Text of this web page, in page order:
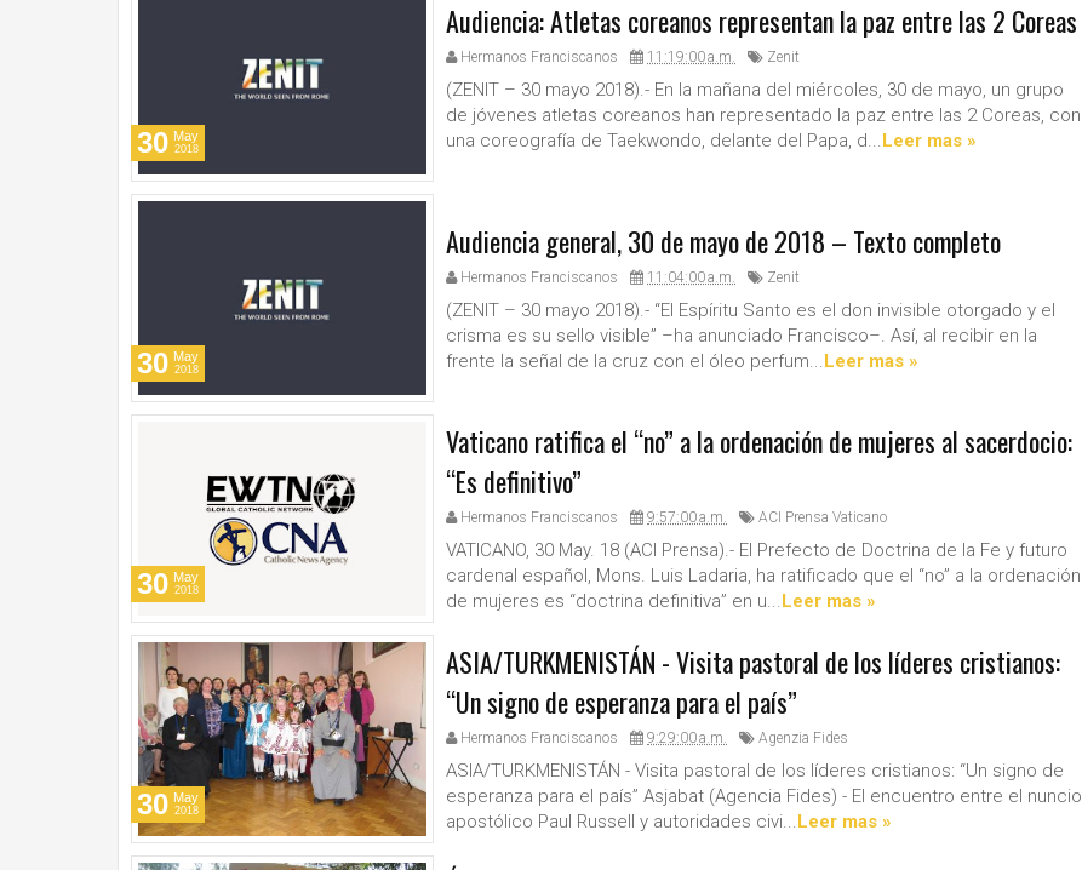
Audiencia: Atletas coreanos representan la paz entre las 2 Coreas
Hermanos Franciscanos 11:19:00 a.m. Zenit
(ZENIT – 30 mayo 2018).- En la mañana del miércoles, 30 de mayo, un grupo
de jóvenes atletas coreanos han representado la paz entre las 2 Coreas, con
una coreografía de Taekwondo, delante del Papa, d...Leer mas »
30 May
2018
Audiencia general, 30 de mayo de 2018 – Texto completo
Hermanos Franciscanos 11:04:00 a.m. Zenit
(ZENIT – 30 mayo 2018).- “El Espíritu Santo es el don invisible otorgado y el
crisma es su sello visible” –ha anunciado Francisco–. Así, al recibir en la
frente la señal de la cruz con el óleo perfum...Leer mas »
30 May
2018
Vaticano ratifica el “no” a la ordenación de mujeres al sacerdocio:
“Es definitivo”
Hermanos Franciscanos 9:57:00 a.m. ACI Prensa Vaticano
VATICANO, 30 May. 18 (ACI Prensa).- El Prefecto de Doctrina de la Fe y futuro
cardenal español, Mons. Luis Ladaria, ha ratificado que el “no” a la ordenación
de mujeres es “doctrina definitiva” en u...Leer mas »
30 May
2018
ASIA/TURKMENISTÁN - Visita pastoral de los líderes cristianos:
“Un signo de esperanza para el país”
Hermanos Franciscanos 9:29:00 a.m. Agenzia Fides
ASIA/TURKMENISTÁN - Visita pastoral de los líderes cristianos: “Un signo de
esperanza para el país” Asjabat (Agencia Fides) - El encuentro entre el nuncio
apostólico Paul Russell y autoridades civi...Leer mas »
30 May
2018